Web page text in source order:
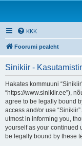
KKK
Foorumi pealeht
Sinikiir -
Hakates kommuuni
“https://www.sinikiir.ee”),
agree to be legally bound
access and/or use
utmost in informing you,
yourself as your continued
be legally bound by these